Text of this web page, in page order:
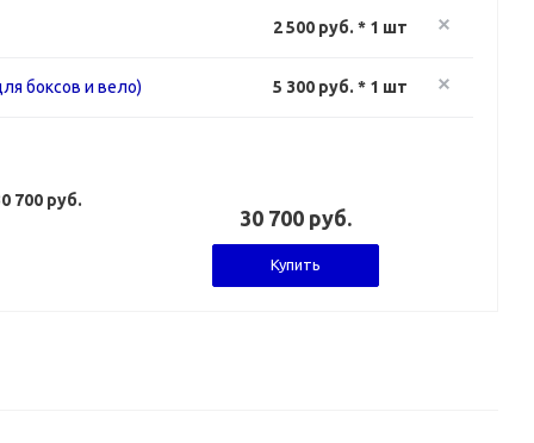
2 500 руб. * 1 шт
боксов и вело) 5 300 руб. * 1 шт
700 руб.
30 700 руб.
Купить